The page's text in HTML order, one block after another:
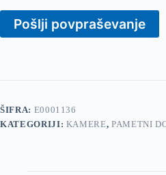
komplet
Pošlji povpraševanje
ŠIFRA: E0001136
KATEGORIJI: KAMERE,PAMETNI